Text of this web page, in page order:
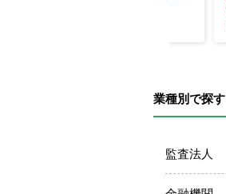
業種別で探す
監査法人